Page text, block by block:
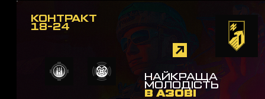
КОНТРАКТ
18-24
НАЙКРАЩА
МОЛОДІСТЬ
В АЗОВІ